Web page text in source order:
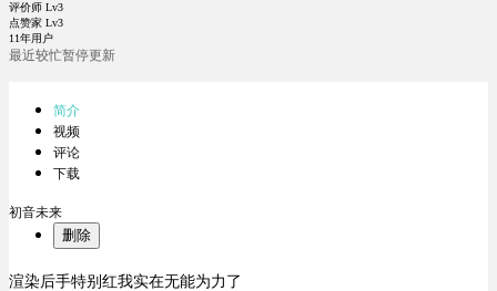
评价师 Lv3
点赞家 Lv3
11年用户
最近较忙暂停更新
简介
视频
评论
下载
初音未来
删除
渲染后手特别红我实在无能为力了